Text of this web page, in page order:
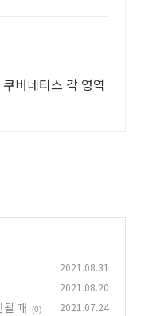
버네티스 각 영역
2021.08.31
2021.08.20
때 (0) 2021.07.24